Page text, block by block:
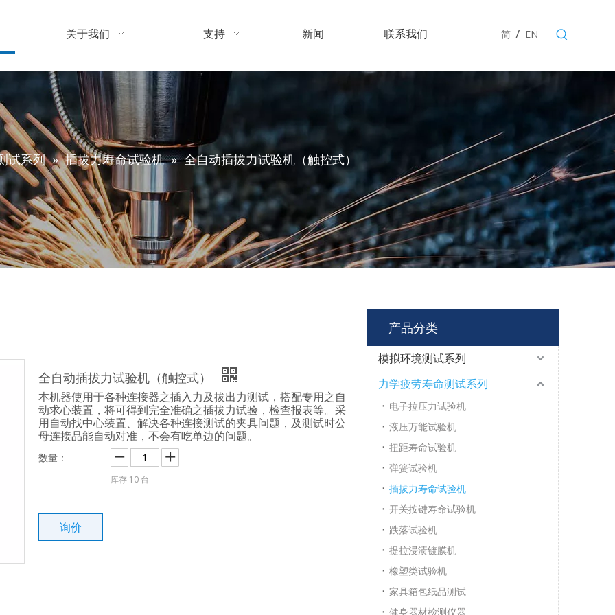
关于我们 支持 新闻 联系我们 简 / EN
试系列 » 插拔力寿命试验机 » 全自动插拔力试验机（触控式）
全自动插拔力试验机（触控式）
本机器使用于各种连接器之插入力及拔出力测试，搭配专用之自
动求心装置，将可得到完全准确之插拔力试验，检查报表等。采
用自动找中心装置、解决各种连接测试的夹具问题，及测试时公
母连接品能自动对准，不会有吃单边的问题。
数量：
库存 10 台
询价
产品分类
模拟环境测试系列
力学疲劳寿命测试系列
电子拉压力试验机
液压万能试验机
扭距寿命试验机
弹簧试验机
插拔力寿命试验机
开关按键寿命试验机
跌落试验机
提拉浸渍镀膜机
橡塑类试验机
家具箱包纸品测试
健身器材检测仪器